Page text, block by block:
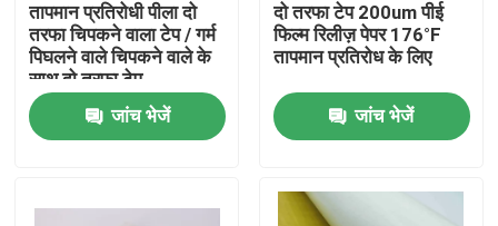
होम
तापमान प्रतिरोधी पीला दो
तरफा चिपकने वाला टेप / गर्म
पिघलने वाले चिपकने वाले के
साथ दो तरफा टेप
जांच भेजें
दो तरफा टेप 200um पीई
फिल्म रिलीज़ पेपर 176°F
तापमान प्रतिरोध के लिए
जांच भेजें